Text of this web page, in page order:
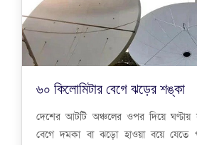
৬০ কিলোমিটার বেগে ঝড়ের শঙ্কা
দেশের আটটি অঞ্চলের ওপর দিয়ে ঘণ্টায়
বেগে দমকা বা ঝড়ো হাওয়া বয়ে